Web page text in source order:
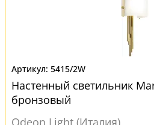
5415/2W
Настенный светильник
бронзовый
Odeon Light (Италия)